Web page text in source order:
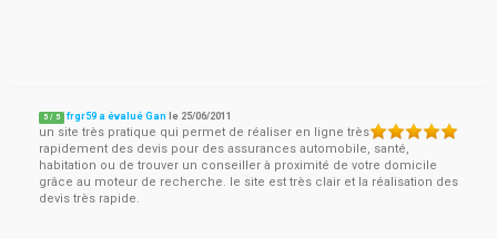
5 / 5 frgr59 a évalué Gan le 25/06/2011
un site très pratique qui permet de réaliser en ligne très
rapidement des devis pour des assurances automobile, santé,
habitation ou de trouver un conseiller à proximité de votre domicile
grâce au moteur de recherche. le site est très clair et la réalisation des
devis très rapide.